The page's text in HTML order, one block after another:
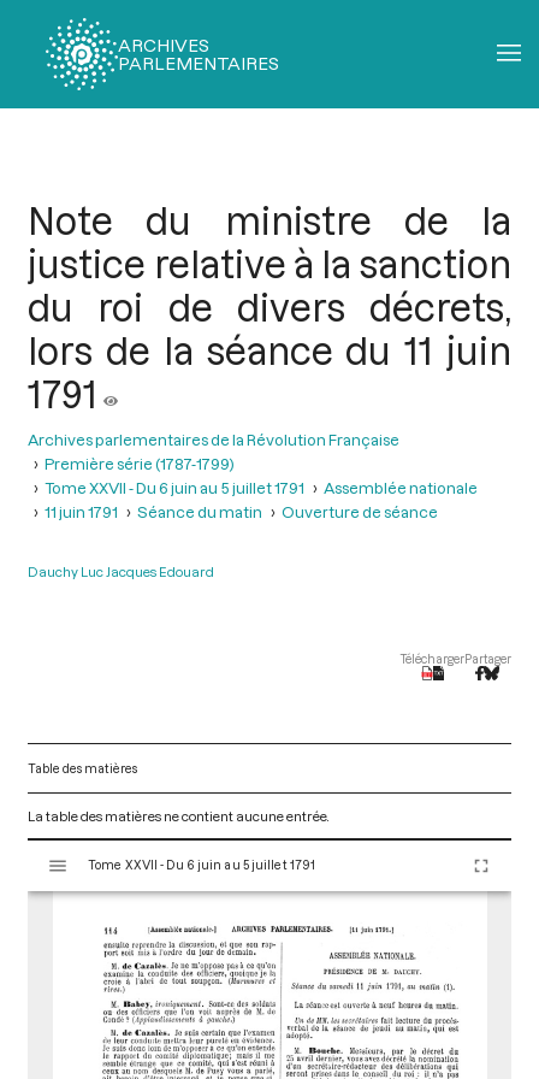
ARCHIVES
PARLEMENTAIRES
Note du ministre de la
justice relative à la sanction
du roi de divers décrets,
lors de la séance du 11 juin
1791
Archives parlementaires de la Révolution Française
Première série (1787-1799)
Tome XXVII - Du 6 juin au 5 juillet 1791
Assemblée nationale
11 juin 1791
Séance du matin Ouverture de séance
Dauchy Luc Jacques Edouard
TéléchargerPartager
Table des matières
La table des matières ne contient aucune entrée.
s
Tome XXVII - Du 6 juin au 5 juillet 1791